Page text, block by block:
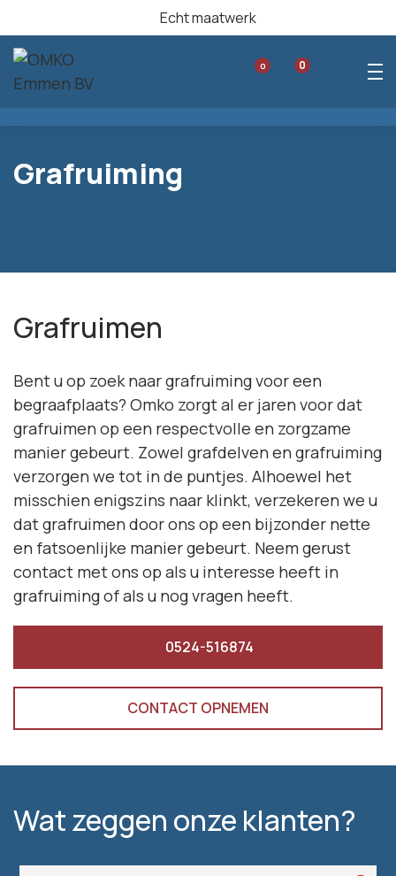
Echt maatwerk
0 0
Grafruiming
Grafruimen
Bent u op zoek naar grafruiming voor een
begraafplaats? Omko zorgt al er jaren voor dat
grafruimen op een respectvolle en zorgzame
manier gebeurt. Zowel grafdelven en grafruiming
verzorgen we tot in de puntjes. Alhoewel het
misschien enigszins naar klinkt, verzekeren we u
dat grafruimen door ons op een bijzonder nette
en fatsoenlijke manier gebeurt. Neem gerust
contact met ons op als u interesse heeft in
grafruiming of als u nog vragen heeft.
0524-516874
CONTACT OPNEMEN
Wat zeggen onze klanten?